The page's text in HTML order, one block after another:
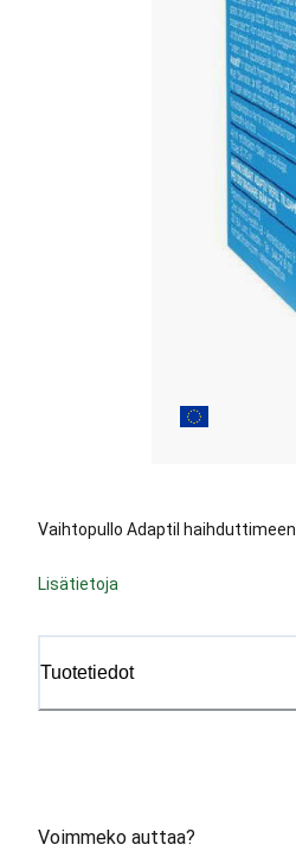
Vaihtopullo Adaptil haihduttimeen
Lisätietoja
Tuotetiedot
Voimmeko auttaa?